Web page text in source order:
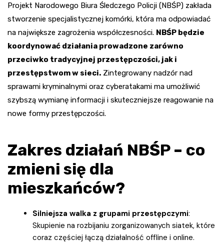
Projekt Narodowego Biura Śledczego Policji (NBŚP) zakłada
stworzenie specjalistycznej komórki, która ma odpowiadać
na największe zagrożenia współczesności. NBŚP będzie
koordynować działania prowadzone zarówno
przeciwko tradycyjnej przestępczości, jak i
przestępstwom w sieci. Zintegrowany nadzór nad
sprawami kryminalnymi oraz cyberatakami ma umożliwić
szybszą wymianę informacji i skuteczniejsze reagowanie na
nowe formy przestępczości.
Zakres działań NBŚP – co
zmieni się dla
mieszkańców?
Silniejsza walka z grupami przestępczymi:
Skupienie na rozbijaniu zorganizowanych siatek, które
coraz częściej łączą działalność offline i online.